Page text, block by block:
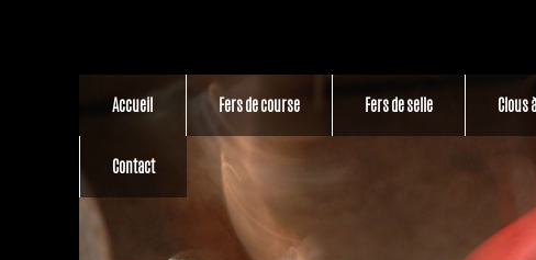
Accueil Fers de course Fers de selle Clous
Contact